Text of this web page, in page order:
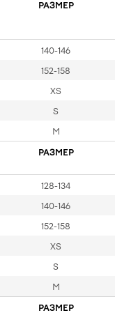
РАЗМЕР
140-146
152-158
XS
S
M
РАЗМЕР
128-134
140-146
152-158
XS
S
M
РАЗМЕР